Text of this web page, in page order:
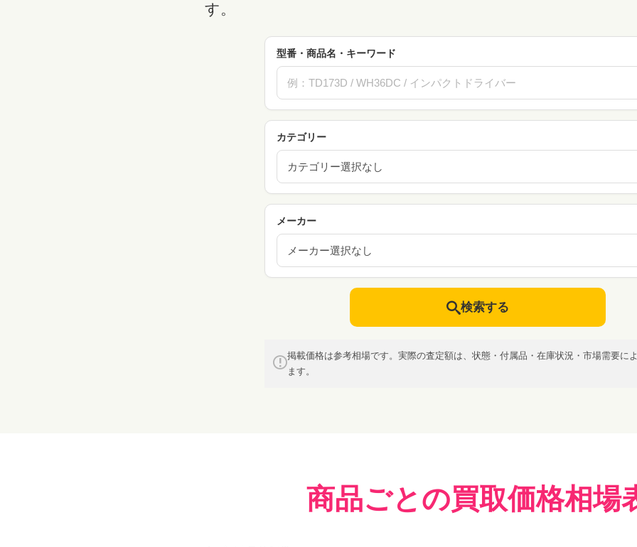
す。
型番・商品名・キーワード
カテゴリー
カテゴリー選択なし
メーカー
メーカー選択なし
検索する
掲載価格は参考相場です。実際の査定額は、状態・付属品・在庫状況・市場需要に
ます。
商品ごとの買取価格相場